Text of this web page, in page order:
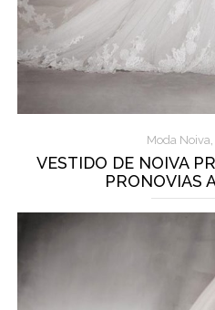
Moda Noiva,
VESTIDO DE NOIVA
PRONOVIAS